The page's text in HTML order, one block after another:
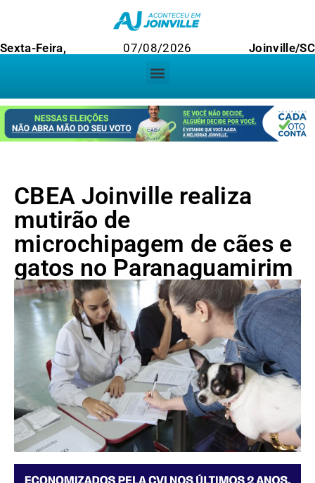
Sexta-Feira, 07/08/2026 Joinville/SC
CBEA Joinville realiza
mutirão de
microchipagem de cães e
gatos no Paranaguamirim